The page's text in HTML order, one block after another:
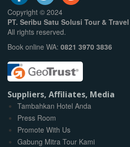
Copyright © 2024
PT. Seribu Satu Solusi Tour & Travel
All rights reserved.
Book online WA: 0821 3970 3836
Suppliers, Affiliates, Media
Tambahkan Hotel Anda
Press Room
Promote With Us
Gabung Mitra Tour Kami